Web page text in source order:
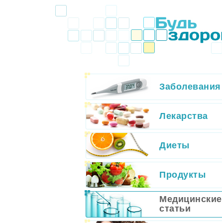
Заболевания
Лекарства
Диеты
Продукты
Медицинские
статьи